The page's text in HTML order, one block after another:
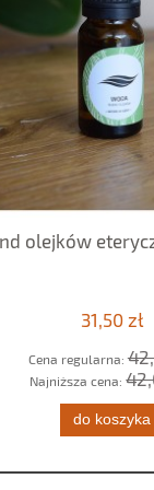
Woda
zł